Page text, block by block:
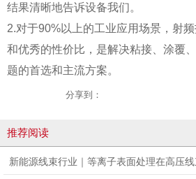
结果清晰地告诉设备我们。
2.对于90%以上的工业应用场景，射
和优秀的性价比，是解决粘接、涂覆
题的首选和主流方案。
分享到：
推荐阅读
新能源线束行业｜等离子表面处理在高压